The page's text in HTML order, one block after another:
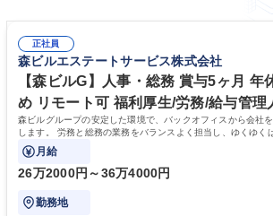
正社員
森ビルエステートサービス株式会社
【森ビルG】人事・総務 賞与5ヶ月 年
め リモート可 福利厚生/労務/給与管理
森ビルグループの安定した環境で、バックオフィスから会社
します。 労務と総務の業務をバランスよく担当し、ゆくゆく
にも挑戦できる、やりがいある環境です。
月給
26万2000円～36万4000円
勤務地